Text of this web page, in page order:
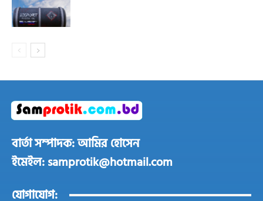
বার্তা সম্পাদক: আমির হোসেন
ইমেইল: samprotik@hotmail.com
যোগাযোগ: